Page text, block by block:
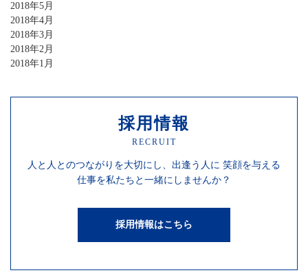
2018年5月
2018年4月
2018年3月
2018年2月
2018年1月
採用情報
RECRUIT
人と人とのつながりを大切にし、 出逢う人に 笑顔を与える
仕事を私たちと一緒にしませんか？
採用情報はこちら